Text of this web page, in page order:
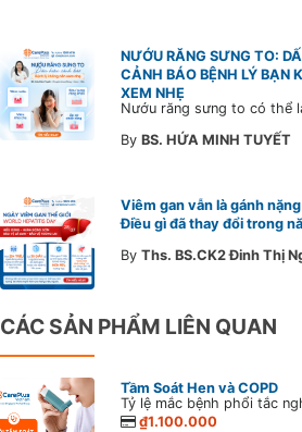
NƯỚU RĂNG SƯNG TO:
CẢNH BÁO BỆNH LÝ BẠN
XEM NHẸ
ByBS. HỨA MINH TUYẾT
Viêm gan vẫn là gánh
Điều gì đã thay đổi trong
ByThs. BS.CK2 Đinh Thị
CÁC SẢN PHẨM LIÊN QUAN
Tầm Soát Hen và COPD
₫1.100.000